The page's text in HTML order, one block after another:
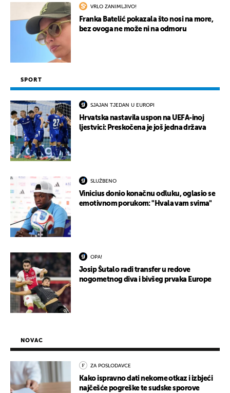
VRLO ZANIMLJIVO!
Franka Batelić pokazala što nosi na more,
bez ovoga ne može ni na odmoru
SPORT
SJAJAN TJEDAN U EUROPI
Hrvatska nastavila uspon na UEFA-inoj
ljestvici: Preskočena je još jedna država
SLUŽBENO
Vinicius donio konačnu odluku, oglasio se
emotivnom porukom: "Hvala vam svima"
OPA!
Josip Šutalo radi transfer u redove
nogometnog diva i bivšeg prvaka Europe
NOVAC
ZA POSLODAVCE
Kako ispravno dati nekome otkaz i izbjeći
najčešće pogreške te sudske sporove